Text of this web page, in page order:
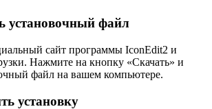
установочный файл
сайт программы IconEdit2 и
Нажмите на кнопку «Скачать» и
файл на вашем компьютере.
установку